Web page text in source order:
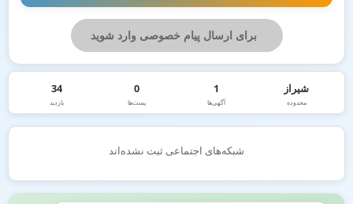
برای ارسال پیام خصوصی وارد شوید
شیراز
محدوده
1
آگهی‌ها
0
پست‌ها
34
بازدید
شبکه‌های اجتماعی ثبت نشده‌اند